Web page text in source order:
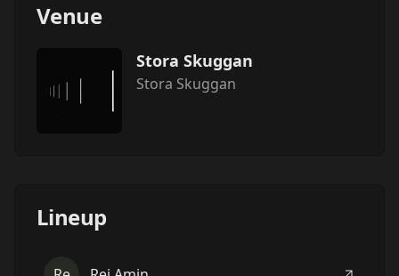
Venue
Stora Skuggan
Stora Skuggan
Lineup